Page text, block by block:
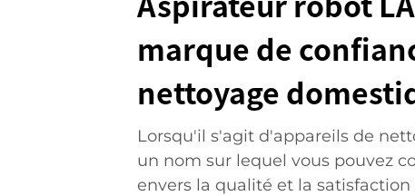
marque de
nettoyage
Lorsqu'il s'agit d'appareils de
un nom sur lequel vous pouvez
envers la qualité et la